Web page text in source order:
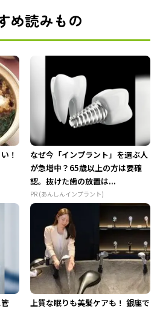
め読みもの
！
なぜ今「インプラント」を選ぶ人
が急増中？65歳以上の方は要確
認。抜けた歯の放置は...
PR (あんしんインプラント)
上質な眠りも美髪ケアも！ 銀座で